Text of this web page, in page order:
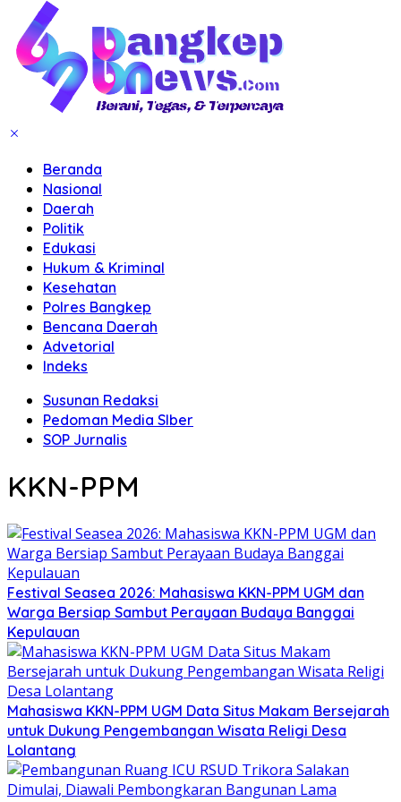
Beranda
Nasional
Daerah
Politik
Edukasi
Hukum & Kriminal
Kesehatan
Polres Bangkep
Bencana Daerah
Advetorial
Indeks
Susunan Redaksi
Pedoman Media SIber
SOP Jurnalis
KKN-PPM
Festival Seasea 2026: Mahasiswa KKN-PPM UGM dan
Warga Bersiap Sambut Perayaan Budaya Banggai
Kepulauan
Mahasiswa KKN-PPM UGM Data Situs Makam Bersejarah
untuk Dukung Pengembangan Wisata Religi Desa
Lolantang